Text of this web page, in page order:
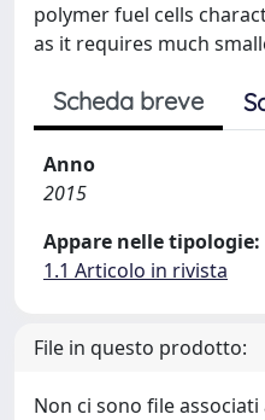
polymer fuel cells
as it requires much
Scheda breve
Anno
2015
Appare nelle tipologie:
1.1 Articolo in rivista
File in questo prodotto:
Non ci sono file